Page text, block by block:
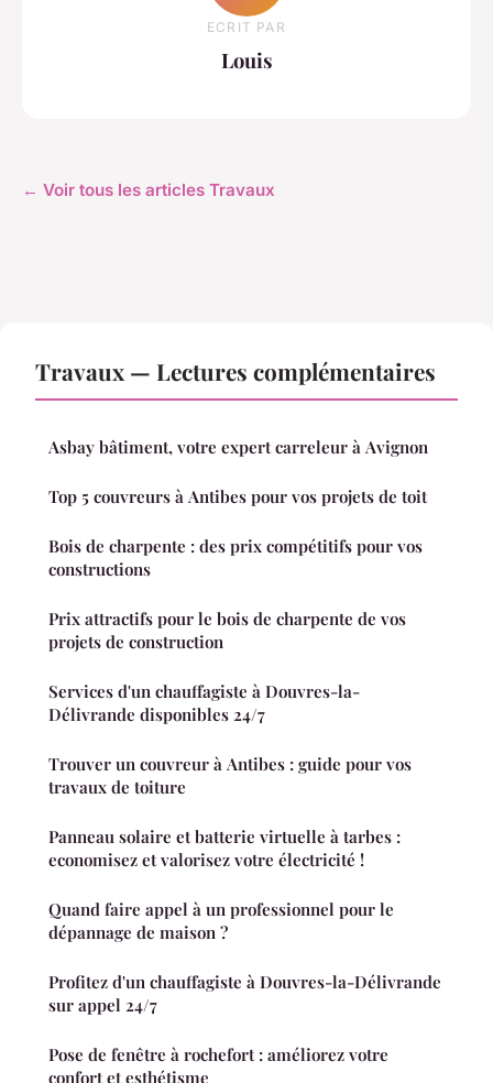
ECRIT PAR
Louis
← Voir tous les articles Travaux
Travaux — Lectures complémentaires
Asbay bâtiment, votre expert carreleur à Avignon
Top 5 couvreurs à Antibes pour vos projets de toit
Bois de charpente : des prix compétitifs pour vos
constructions
Prix attractifs pour le bois de charpente de vos
projets de construction
Services d'un chauffagiste à Douvres-la-
Délivrande disponibles 24/7
Trouver un couvreur à Antibes : guide pour vos
travaux de toiture
Panneau solaire et batterie virtuelle à tarbes :
economisez et valorisez votre électricité !
Quand faire appel à un professionnel pour le
dépannage de maison ?
Profitez d'un chauffagiste à Douvres-la-Délivrande
sur appel 24/7
Pose de fenêtre à rochefort : améliorez votre
confort et esthétisme